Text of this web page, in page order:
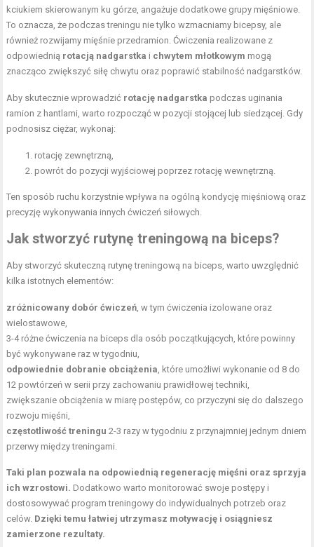
kciukiem skierowanym ku górze, angażuje dodatkowe grupy mięśniowe.
To oznacza, że podczas treningu nie tylko wzmacniamy bicepsy, ale
również rozwijamy mięśnie przedramion. Ćwiczenia realizowane z
odpowiednią rotacją nadgarstka i chwytem młotkowym mogą
znacząco zwiększyć siłę chwytu oraz poprawić stabilność nadgarstków.
Aby skutecznie wprowadzić rotację nadgarstka podczas uginania
ramion z hantlami, warto rozpocząć w pozycji stojącej lub siedzącej. Gdy
podnosisz ciężar, wykonaj:
rotację zewnętrzną,
powrót do pozycji wyjściowej poprzez rotację wewnętrzną.
Ten sposób ruchu korzystnie wpływa na ogólną kondycję mięśniową oraz
precyzję wykonywania innych ćwiczeń siłowych.
Jak stworzyć rutynę treningową na biceps?
Aby stworzyć skuteczną rutynę treningową na biceps, warto uwzględnić
kilka istotnych elementów:
zróżnicowany dobór ćwiczeń , w tym ćwiczenia izolowane oraz
wielostawowe,
3-4 różne ćwiczenia na biceps dla osób początkujących, które powinny
być wykonywane raz w tygodniu,
odpowiednie dobranie obciążenia , które umożliwi wykonanie od 8 do
12 powtórzeń w serii przy zachowaniu prawidłowej techniki,
zwiększanie obciążenia w miarę postępów, co przyczyni się do dalszego
rozwoju mięśni,
częstotliwość treningu 2-3 razy w tygodniu z przynajmniej jednym dniem
przerwy między treningami.
Taki plan pozwala na odpowiednią regenerację mięśni oraz sprzyja
ich wzrostowi. Dodatkowo warto monitorować swoje postępy i
dostosowywać program treningowy do indywidualnych potrzeb oraz
celów. Dzięki temu łatwiej utrzymasz motywację i osiągniesz
zamierzone rezultaty.